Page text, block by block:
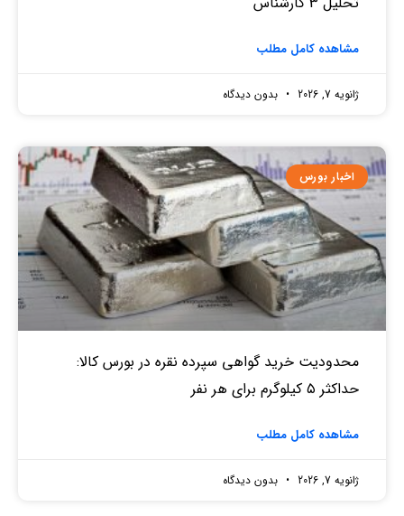
مشاهده کامل مطلب
ژانویه 7, 2026 بدون دیدگاه
اخبار بورس
محدودیت خرید گواهی سپرده نقره در بورس کالا:
حداکثر ۵ کیلوگرم برای هر نفر
مشاهده کامل مطلب
ژانویه 7, 2026 بدون دیدگاه